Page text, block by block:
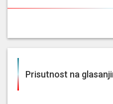
Prisutnost na